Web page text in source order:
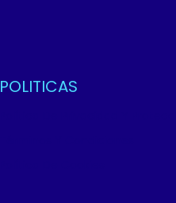
POLITICAS